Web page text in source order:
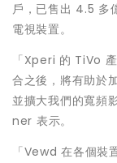
戶，已售出 4.5 多
電視裝置。
「Xperi 的 TiVo
合之後，將有助於
並擴大我們的寬頻
ner 表示。
「Vewd 在各個裝